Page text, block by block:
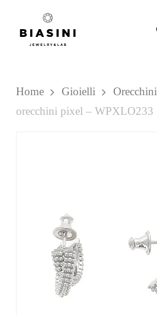
Carrello
Home Gioielli Orecchini
orecchini pixel – WPXLO233